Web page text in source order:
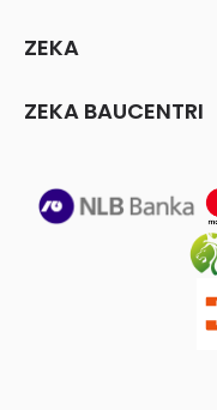
ZEKA
ZEKA BAUCENTRI